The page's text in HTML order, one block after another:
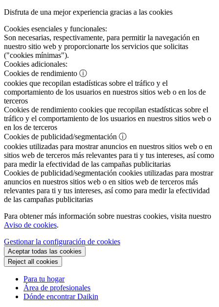
Disfruta de una mejor experiencia gracias a las cookies
Cookies esenciales y funcionales:
Son necesarias, respectivamente, para permitir la navegación en
nuestro sitio web y proporcionarte los servicios que solicitas
("cookies mínimas").
Cookies adicionales:
Cookies de rendimiento ⓘ
cookies que recopilan estadísticas sobre el tráfico y el
comportamiento de los usuarios en nuestros sitios web o en los de
terceros
Cookies de rendimiento cookies que recopilan estadísticas sobre el
tráfico y el comportamiento de los usuarios en nuestros sitios web o
en los de terceros
Cookies de publicidad/segmentación ⓘ
cookies utilizadas para mostrar anuncios en nuestros sitios web o en
sitios web de terceros más relevantes para ti y tus intereses, así como
para medir la efectividad de las campañas publicitarias
Cookies de publicidad/segmentación cookies utilizadas para mostrar
anuncios en nuestros sitios web o en sitios web de terceros más
relevantes para ti y tus intereses, así como para medir la efectividad
de las campañas publicitarias
Para obtener más información sobre nuestras cookies, visita nuestro
Aviso de cookies.
Gestionar la configuración de cookies
Aceptar todas las cookies
Reject all cookies
Para tu hogar
Área de profesionales
Dónde encontrar Daikin